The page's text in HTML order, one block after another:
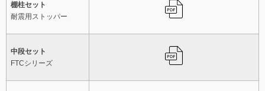
棚柱セット
耐震用ストッパー
中段セット
FTCシリーズ